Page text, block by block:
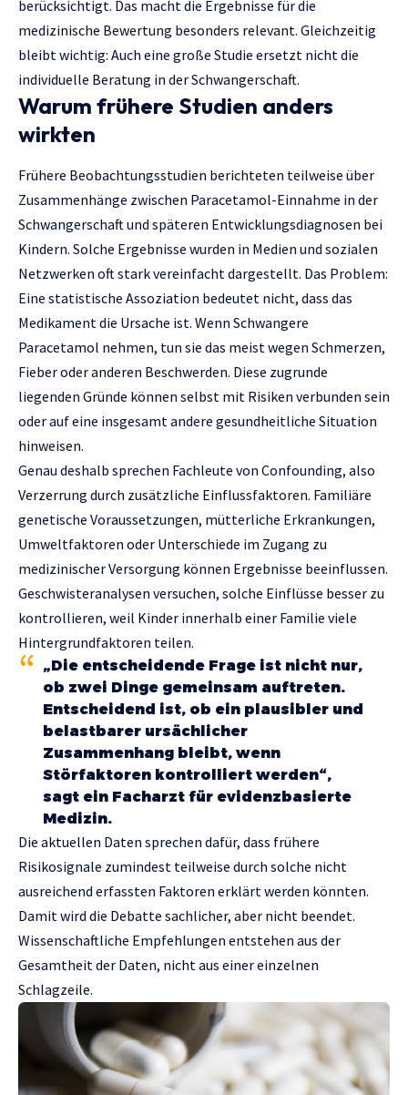
berücksichtigt. Das macht die Ergebnisse für die
medizinische Bewertung besonders relevant. Gleichzeitig
bleibt wichtig: Auch eine große Studie ersetzt nicht die
individuelle Beratung in der Schwangerschaft.
Warum frühere Studien anders
wirkten
Frühere Beobachtungsstudien berichteten teilweise über
Zusammenhänge zwischen Paracetamol-Einnahme in der
Schwangerschaft und späteren Entwicklungsdiagnosen bei
Kindern. Solche Ergebnisse wurden in Medien und sozialen
Netzwerken oft stark vereinfacht dargestellt. Das Problem:
Eine statistische Assoziation bedeutet nicht, dass das
Medikament die Ursache ist. Wenn Schwangere
Paracetamol nehmen, tun sie das meist wegen Schmerzen,
Fieber oder anderen Beschwerden. Diese zugrunde
liegenden Gründe können selbst mit Risiken verbunden sein
oder auf eine insgesamt andere gesundheitliche Situation
hinweisen.
Genau deshalb sprechen Fachleute von Confounding, also
Verzerrung durch zusätzliche Einflussfaktoren. Familiäre
genetische Voraussetzungen, mütterliche Erkrankungen,
Umweltfaktoren oder Unterschiede im Zugang zu
medizinischer Versorgung können Ergebnisse beeinflussen.
Geschwisteranalysen versuchen, solche Einflüsse besser zu
kontrollieren, weil Kinder innerhalb einer Familie viele
Hintergrundfaktoren teilen.
„Die entscheidende Frage ist nicht nur,
ob zwei Dinge gemeinsam auftreten.
Entscheidend ist, ob ein plausibler und
belastbarer ursächlicher
Zusammenhang bleibt, wenn
Störfaktoren kontrolliert werden“,
sagt ein Facharzt für evidenzbasierte
Medizin.
Die aktuellen Daten sprechen dafür, dass frühere
Risikosignale zumindest teilweise durch solche nicht
ausreichend erfassten Faktoren erklärt werden könnten.
Damit wird die Debatte sachlicher, aber nicht beendet.
Wissenschaftliche Empfehlungen entstehen aus der
Gesamtheit der Daten, nicht aus einer einzelnen
Schlagzeile.